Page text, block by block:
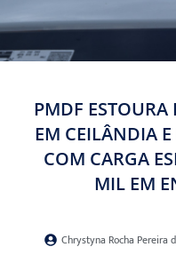
PMDF ESTOURA
EM CEILÂNDIA
COM CARGA
MIL EM
Chrystyna Rocha Pereira